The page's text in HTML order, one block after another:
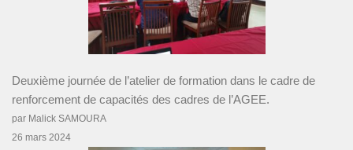
Deuxième journée de l’atelier de formation dans le cadre de
renforcement de capacités des cadres de l’AGEE.
par Malick SAMOURA
26 mars 2024